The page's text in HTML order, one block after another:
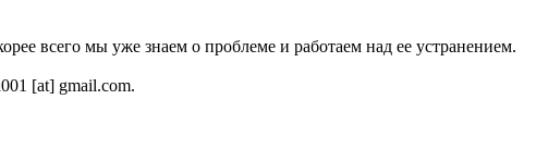
всего мы уже знаем о проблеме и работаем над ее устранением.
[at] gmail.com.